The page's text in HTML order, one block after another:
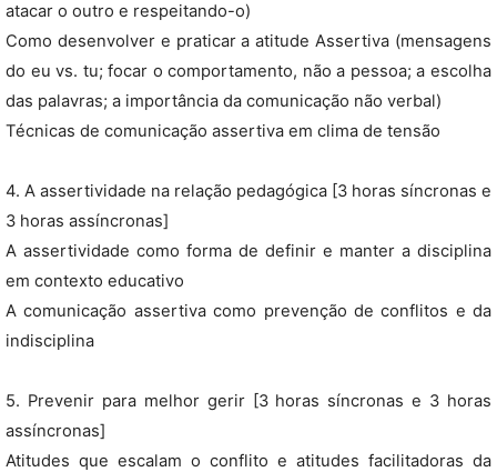
atacar o outro e respeitando-o)
Como desenvolver e praticar a atitude Assertiva (mensagens
do eu vs. tu; focar o comportamento, não a pessoa; a escolha
das palavras; a importância da comunicação não verbal)
Técnicas de comunicação assertiva em clima de tensão
4. A assertividade na relação pedagógica [3 horas síncronas e
3 horas assíncronas]
A assertividade como forma de definir e manter a disciplina
em contexto educativo
A comunicação assertiva como prevenção de conflitos e da
indisciplina
5. Prevenir para melhor gerir [3 horas síncronas e 3 horas
assíncronas]
Atitudes que escalam o conflito e atitudes facilitadoras da